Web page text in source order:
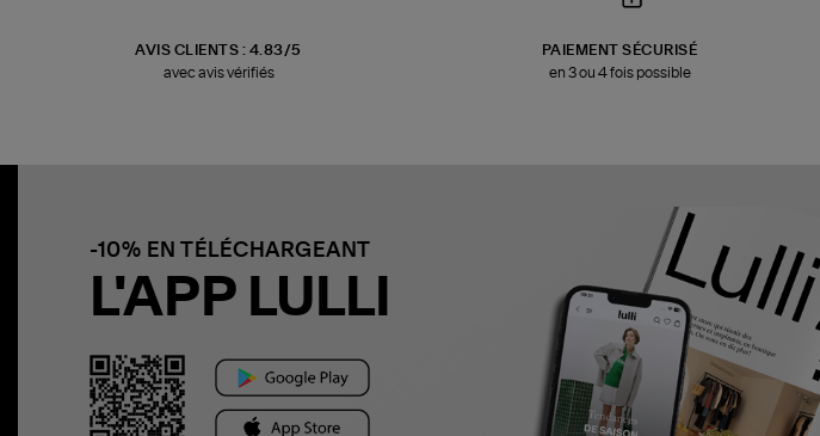
AVIS CLIENTS : 4.83/5
avec avis vérifiés
PAIEMENT SÉCURISÉ
en 3 ou 4 fois possible
-10% EN TÉLÉCHARGEANT
L'APP LULLI